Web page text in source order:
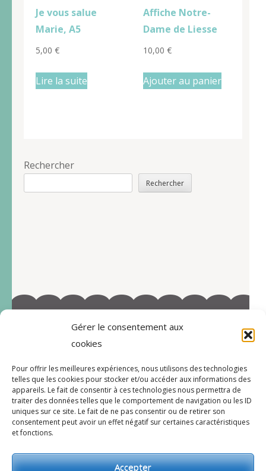
Gérer le consentement aux
cookies
Pour offrir les meilleures expériences, nous utilisons des technologies
telles que les cookies pour stocker et/ou accéder aux informations des
appareils. Le fait de consentir à ces technologies nous permettra de
traiter des données telles que le comportement de navigation ou les ID
uniques sur ce site. Le fait de ne pas consentir ou de retirer son
consentement peut avoir un effet négatif sur certaines caractéristiques
et fonctions.
Accepter
Je vous salue
Marie, A5
5,00 €
Lire la suite
Affiche Notre-
Dame de Liesse
10,00 €
Ajouter au panier
Rechercher
Rechercher
©2022-Tous droits réservés à Marie-Blandine Sallé
112719597996038/
CGV